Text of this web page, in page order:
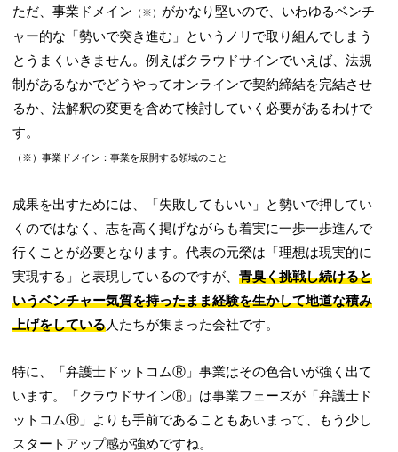
ただ、事業ドメイン （※） がかなり堅いので、いわゆるベンチ
ャー的な「勢いで突き進む」というノリで取り組んでしまう
とうまくいきません。例えばクラウドサインでいえば、法規
制があるなかでどうやってオンラインで契約締結を完結させ
るか、法解釈の変更を含めて検討していく必要があるわけで
す。
（※）事業ドメイン：事業を展開する領域のこと
成果を出すためには、「失敗してもいい」と勢いで押してい
くのではなく、志を高く掲げながらも着実に一歩一歩進んで
行くことが必要となります。代表の元榮は「理想は現実的に
実現する」と表現しているのですが、青臭く挑戦し続けると
いうベンチャー気質を持ったまま経験を生かして地道な積み
上げをしている人たちが集まった会社です。
特に、「弁護士ドットコムⓇ」事業はその色合いが強く出て
います。「クラウドサインⓇ」は事業フェーズが「弁護士ド
ットコムⓇ」よりも手前であることもあいまって、もう少し
スタートアップ感が強めですね。